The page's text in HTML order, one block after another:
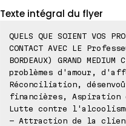
Texte intégral du flyer
QUELS QUE SOIENT VOS
CONTACT AVEC LE
BORDEAUX) GRAND
problèmes d'amour,
Réconciliation,
financières, Aspiration
Lutte contre
- Attraction de la clientèle